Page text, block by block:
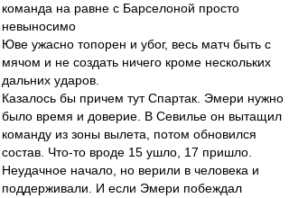
команда на равне с Барселоной просто
невыносимо
Юве ужасно топорен и убог, весь матч быть с
мячом и не создать ничего кроме нескольких
дальних ударов.
Казалось бы причем тут Спартак. Эмери нужно
было время и доверие. В Севилье он вытащил
команду из зоны вылета, потом обновился
состав. Что-то вроде 15 ушло, 17 пришло.
Неудачное начало, но верили в человека и
поддерживали. И если Эмери побеждал